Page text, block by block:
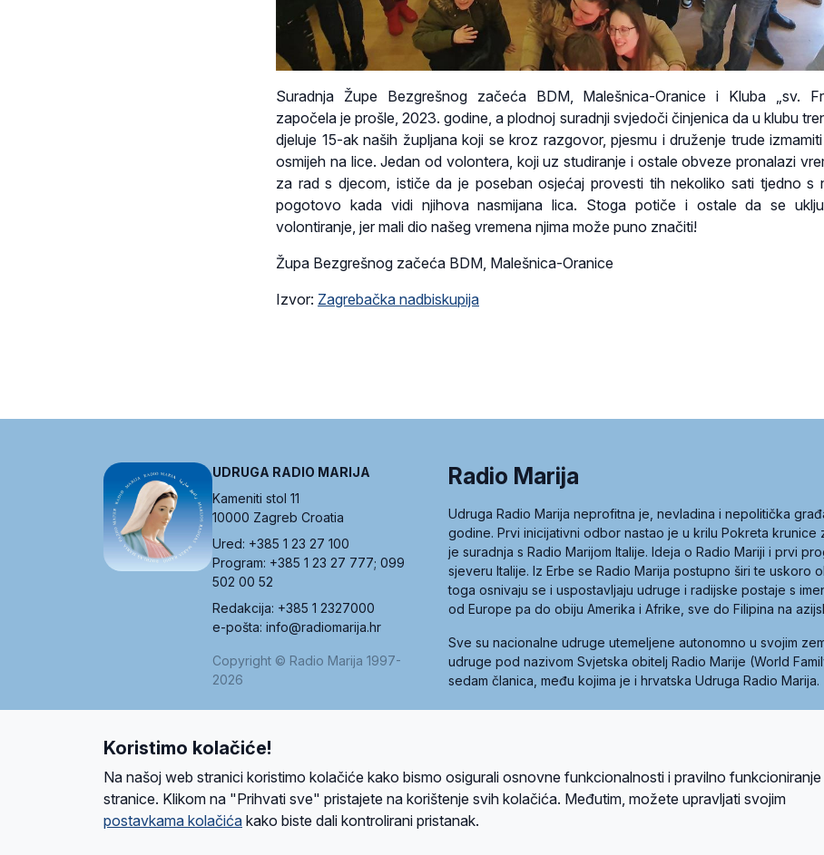
Suradnja Župe Bezgrešnog začeća BDM, Malešnica-Oranice i Kluba „sv.
započela je prošle, 2023. godine, a plodnoj suradnji svjedoči činjenica da u klubu
djeluje 15-ak naših župljana koji se kroz razgovor, pjesmu i druženje trude
osmijeh na lice. Jedan od volontera, koji uz studiranje i ostale obveze pronalazi
za rad s djecom, ističe da je poseban osjećaj provesti tih nekoliko sati tjedno s
pogotovo kada vidi njihova nasmijana lica. Stoga potiče i ostale da se
volontiranje, jer mali dio našeg vremena njima može puno značiti!
Župa Bezgrešnog začeća BDM, Malešnica-Oranice
Izvor: Zagrebačka nadbiskupija
UDRUGA RADIO MARIJA
Kameniti stol 11
10000 Zagreb Croatia
Ured: +385 1 23 27 100
Program: +385 1 23 27 777; 099
502 00 52
Redakcija: +385 1 2327000
e-pošta: info@radiomarija.hr
Copyright © Radio Marija 1997-
2026
Radio Marija
Udruga Radio Marija neprofitna je, nevladina i nepolitička
godine. Prvi inicijativni odbor nastao je u krilu Pokreta
je suradnja s Radio Marijom Italije. Ideja o Radio Mariji i prvi
sjeveru Italije. Iz Erbe se Radio Marija postupno širi te uskoro
toga osnivaju se i uspostavljaju udruge i radijske postaje s
od Europe pa do obiju Amerika i Afrike, sve do Filipina na
Sve su nacionalne udruge utemeljene autonomno u svojim
udruge pod nazivom Svjetska obitelj Radio Marije (World
sedam članica, među kojima je i hrvatska Udruga Radio Marija.
Ova stranica je zaštićena Google reCAPTCHA sustavom
Koristimo kolačiće!
Na našoj web stranici koristimo kolačiće kako bismo osigurali osnovne funkcionalnosti i pravilno funkcioniranje
stranice. Klikom na "Prihvati sve" pristajete na korištenje svih kolačića. Međutim, možete upravljati svojim
postavkama kolačića kako biste dali kontrolirani pristanak.